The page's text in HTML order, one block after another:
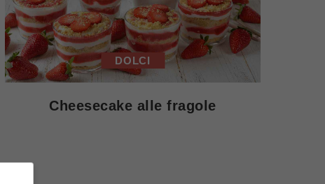
DOLCI
Cheesecake alle fragole